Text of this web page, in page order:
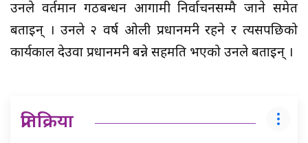
उनले वर्तमान गठबन्धन आगामी निर्वाचनसम्मै जाने समेत
बताइन् । उनले २ वर्ष ओली प्रधानमन्त्री रहने र त्यसपछिको
कार्यकाल देउवा प्रधानमन्त्री बन्ने सहमति भएको उनले बताइन् ।
प्रतिक्रिया